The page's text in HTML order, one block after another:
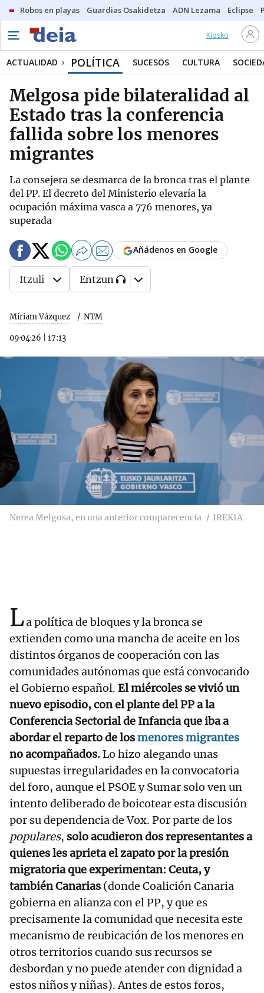
Robos en playas Guardias Osakidetza ADN Lezama Eclipse
Kiosko
ACTUALIDAD POLÍTICA SUCESOS CULTURA
Melgosa pide bilateralidad al
Estado tras la conferencia
fallida sobre los menores
migrantes
La consejera se desmarca de la bronca tras el plante
del PP. El decreto del Ministerio elevaría la
ocupación máxima vasca a 776 menores, ya
superada
Míriam Vázquez NTM
09·04·26 17:13
Añádenos en Google
Itzuli Entzun
Nerea Melgosa, en una anterior comparecencia IREKIA
La política de bloques y la bronca se
extienden como una mancha de aceite en los
distintos órganos de cooperación con las
comunidades autónomas que está convocando
el Gobierno español. El miércoles se vivió un
nuevo episodio, con el plante del PP a la
Conferencia Sectorial de Infancia que iba a
abordar el reparto de losmenores migrantes
no acompañados.Lo hizo alegando unas
supuestas irregularidades en la convocatoria
del foro, aunque el PSOE y Sumar solo ven un
intento deliberado de boicotear esta discusión
por su dependencia de Vox. Por parte de los
populares, solo acudieron dos representantes a
quienes les aprieta el zapato por la presión
migratoria que experimentan: Ceuta, y
también Canarias (donde Coalición Canaria
gobierna en alianza con el PP, y que es
precisamente la comunidad que necesita este
mecanismo de reubicación de los menores en
otros territorios cuando sus recursos se
desbordan y no puede atender con dignidad a
estos niños y niñas). Antes de estos foros,